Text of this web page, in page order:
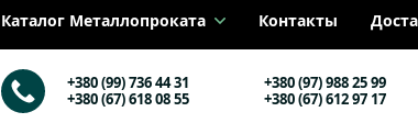
Каталог Металлопроката Контакты
+380 (99) 736 44 31
+380 (97) 988 25 99
+380 (67) 618 08 55
+380 (67) 612 97 17